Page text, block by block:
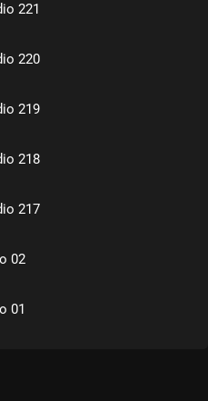
221
220
219
218
217
02
01